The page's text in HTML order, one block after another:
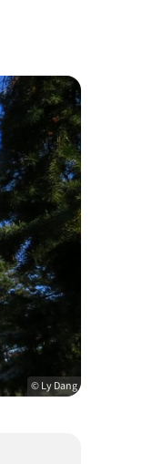
© Ly Dang